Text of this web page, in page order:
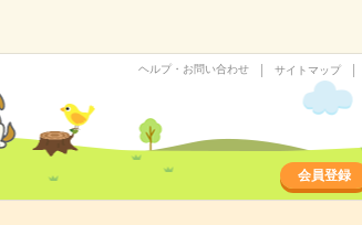
ヘルプ・お問い合わせ サイトマップ
会員登録